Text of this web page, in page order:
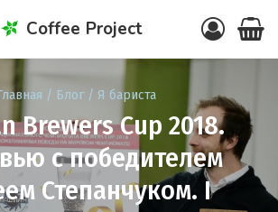
Coffee Project
/ Блог/ Я бариста
с победителем
Степанчуком. I